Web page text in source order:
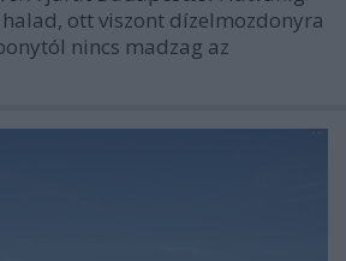
ott viszont dízelmozdonyra
nincs madzag az